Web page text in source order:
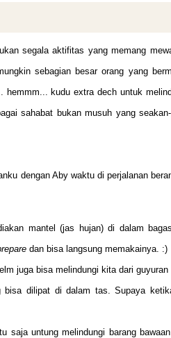
segala aktifitas yang memang
sebagian besar orang yang
hemmm... kudu extra dech untuk
sahabat bukan musuh yang
dengan Aby waktu di perjalanan
mantel (jas hujan) di dalam
dan bisa langsung memakainya. :)
juga bisa melindungi kita dari guyuran
bisa dilipat di dalam tas. Supaya
saja untung melindungi barang